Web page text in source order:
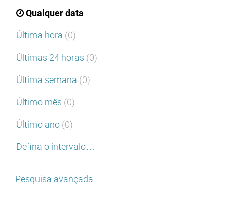
Qualquer data
Última hora (0)
Últimas 24 horas (0)
Última semana (0)
Último mês (0)
Último ano (0)
Defina o intervalo…
Pesquisa avançada